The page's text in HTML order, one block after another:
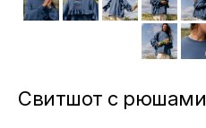
Свитшот с рюшами